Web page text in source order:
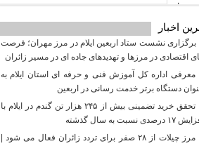
اخبار
برگزاری نشست ستاد اربعین ایلام در مرز مهران؛ فرصت‌
اقتصادی در مرزها و تهدیدهای جاده‌ ای در مسیر زائران
معرفی اداره کل آموزش فنی و حرفه‌ ای استان ایلام به‌
دستگاه برتر خدمت‌ رسانی در اربعین
تحقق خرید تضمینی بیش از ۲۴۵ هزار تن گندم در ایلام با
درصدی نسبت به سال گذشته
مرز چیلات از ۲۸ صفر برای تردد زائران فعال می‌ شود |